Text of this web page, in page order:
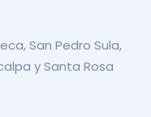
San Pedro Sula,
y Santa Rosa